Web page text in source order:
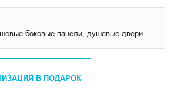
боковые панели, душевые двери
В ПОДАРОК